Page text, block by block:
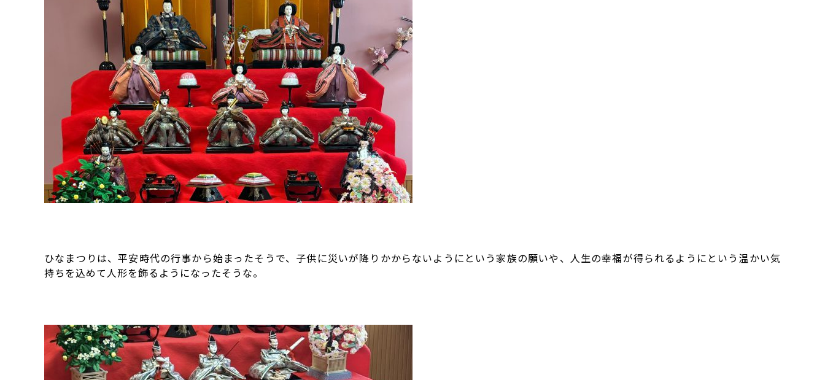
ひなまつりは、平安時代の行事から始まったそうで、子供に災いが降りかからないようにという家族の願いや、人生の幸福が得られるようにという温かい気
持ちを込めて人形を飾るようになったそうな。